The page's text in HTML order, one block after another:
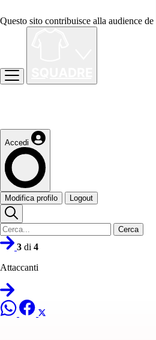
Questo sito contribuisce alla audience de
Accedi
Modifica profilo Logout
Cerca
3 di 4
Attaccanti